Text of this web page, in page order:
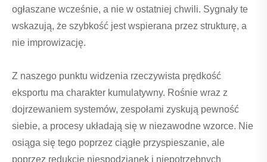
ogłaszane wcześnie, a nie w ostatniej chwili. Sygnały te
wskazują, że szybkość jest wspierana przez strukturę, a
nie improwizację.
Z naszego punktu widzenia rzeczywista prędkość
eksportu ma charakter kumulatywny. Rośnie wraz z
dojrzewaniem systemów, zespołami zyskują pewność
siebie, a procesy układają się w niezawodne wzorce. Nie
osiąga się tego poprzez ciągłe przyspieszanie, ale
poprzez redukcję niespodzianek i niepotrzebnych